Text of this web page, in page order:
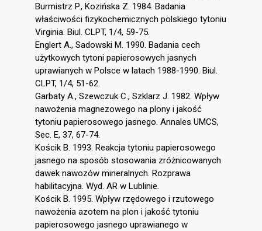
Burmistrz P., Kozińska Z. 1984. Badania
właściwości fizykochemicznych polskiego tytoniu
Virginia. Biul. CLPT, 1/4, 59-75.
Englert A., Sadowski M. 1990. Badania cech
użytkowych tytoni papierosowych jasnych
uprawianych w Polsce w latach 1988-1990. Biul.
CLPT, 1/4, 51-62.
Garbaty A., Szewczuk C., Szklarz J. 1982. Wpływ
nawożenia magnezowego na plony i jakość
tytoniu papierosowego jasnego. Annales UMCS,
Sec. E, 37, 67-74.
Kościk B. 1993. Reakcja tytoniu papierosowego
jasnego na sposób stosowania zróżnicowanych
dawek nawozów mineralnych. Rozprawa
habilitacyjna. Wyd. AR w Lublinie.
Kościk B. 1995. Wpływ rzędowego i rzutowego
nawożenia azotem na plon i jakość tytoniu
papierosowego jasnego uprawianego w